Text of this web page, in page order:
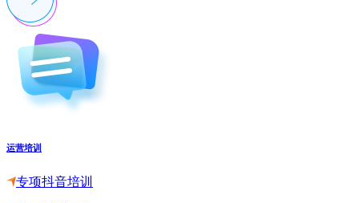
运营培训
专项抖音培训